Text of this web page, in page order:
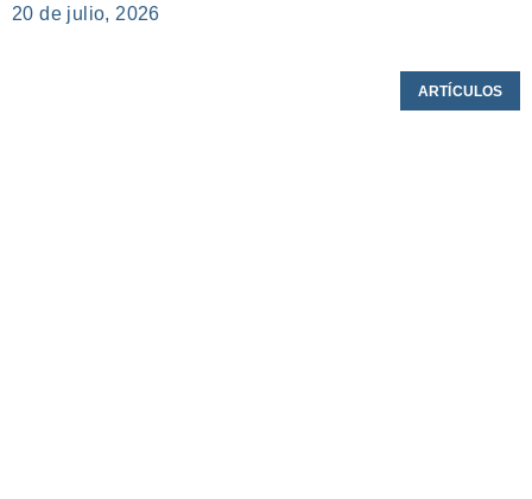
20 de julio, 2026
ARTÍCULOS